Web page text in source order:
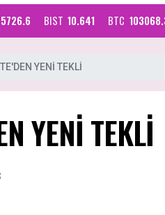
5726.6 BIST 10.641 BTC
YENİ TEKLİ
YENİ TEKLİ